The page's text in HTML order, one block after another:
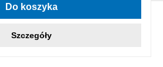
Do koszyka
Szczegóły